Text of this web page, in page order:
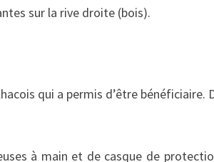
sur la rive droite (bois).
qui a permis d’être bénéficiaire.
à main et de casque de